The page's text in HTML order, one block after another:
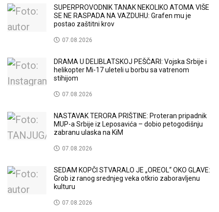
SUPERPROVODNIK TANAK NEKOLIKO ATOMA VIŠE
SE NE RASPADA NA VAZDUHU: Grafen mu je
postao zaštitni krov
07.08.2026
DRAMA U DELIBLATSKOJ PEŠČARI: Vojska Srbije i
helikopter Mi-17 uleteli u borbu sa vatrenom
stihijom
07.08.2026
NASTAVAK TERORA PRIŠTINE: Proteran pripadnik
MUP-a Srbije iz Leposavića – dobio petogodišnju
zabranu ulaska na KiM
07.08.2026
SEDAM KOPČI STVARALO JE „OREOL“ OKO GLAVE:
Grob iz ranog srednjeg veka otkrio zaboravljenu
kulturu
07.08.2026